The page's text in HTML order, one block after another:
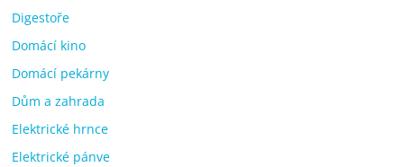
Digestoře
Domácí kino
Domácí pekárny
Dům a zahrada
Elektrické hrnce
Elektrické pánve